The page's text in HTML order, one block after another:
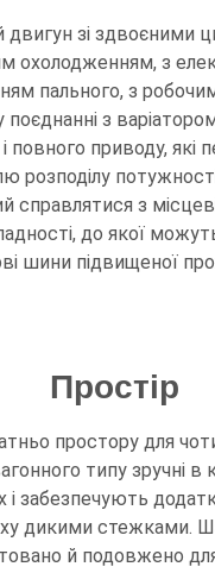
двигун зі здвоєними
охолодженням, з
пального, з
поєднанні з
повного приводу, які
розподілу
справлятися з
до якої
шини підвищеної
Простір
простору для
типу зручні в
і забезпечують
дикими стежками.
й подовжено